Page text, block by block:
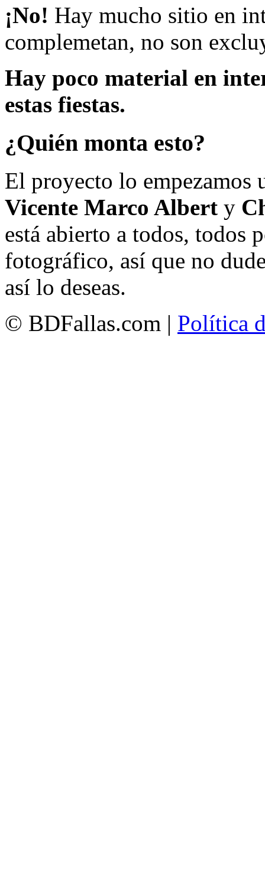
¡No! Hay mucho sitio en
complemetan, no son
Hay poco material en
estas fiestas.
¿Quién monta esto?
El proyecto lo empezamos
Vicente Marco Albert y
está abierto a todos, todos
fotográfico, así que no
así lo deseas.
© BDFallas.com | Política